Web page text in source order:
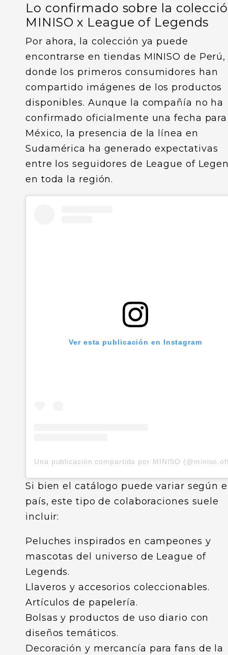
Lo confirmado sobre la
MINISO x League of Legends
Por ahora, la colección ya puede
encontrarse en tiendas MINISO de Perú,
donde los primeros consumidores han
compartido imágenes de los productos
disponibles. Aunque la compañía no ha
confirmado oficialmente una fecha para
México, la presencia de la línea en
Sudamérica ha generado expectativas
entre los seguidores de League of
en toda la región.
Ver esta publicación en Instagram
Si bien el catálogo puede variar según
país, este tipo de colaboraciones suele
incluir:
Peluches inspirados en campeones y
mascotas del universo de League of
Legends.
Llaveros y accesorios coleccionables.
Artículos de papelería.
Bolsas y productos de uso diario con
diseños temáticos.
Decoración y mercancía para fans de la